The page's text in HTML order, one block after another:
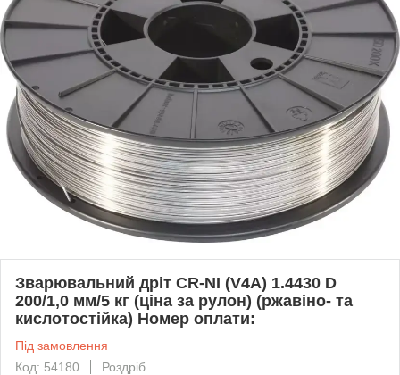
Зварювальний дріт CR-NI (V4A) 1.4430 D
200/1,0 мм/5 кг (ціна за рулон) (ржавіно- та
кислотостійка) Номер оплати:
Під замовлення
Код: 54180
Роздріб